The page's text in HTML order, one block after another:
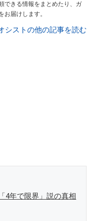
できる情報をまとめたり、ガ
お届けします。
シストの他の記事を読む
4年で限界」説の真相